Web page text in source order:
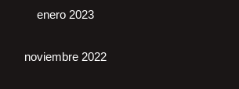
enero 2023
noviembre 2022